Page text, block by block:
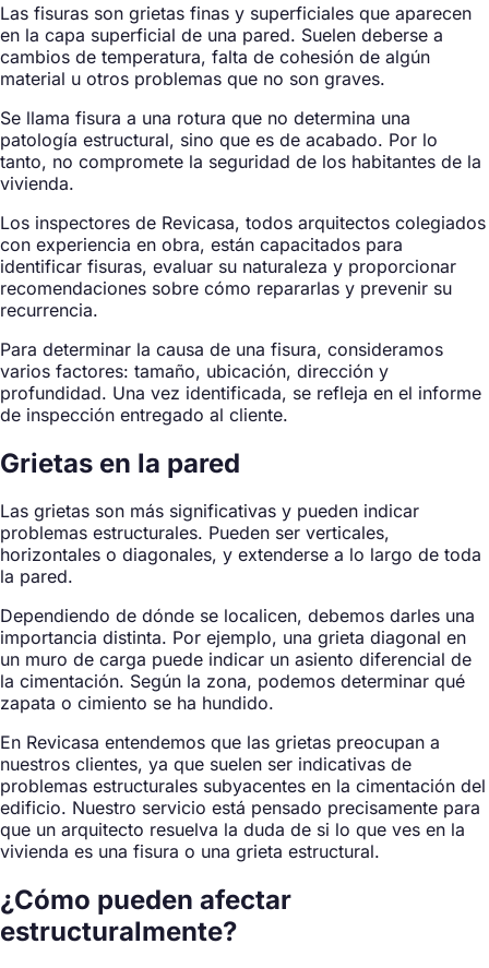
Las fisuras son grietas finas y superficiales que aparecen
en la capa superficial de una pared. Suelen deberse a
cambios de temperatura, falta de cohesión de algún
material u otros problemas que no son graves.
Se llama fisura a una rotura que no determina una
patología estructural, sino que es de acabado. Por lo
tanto, no compromete la seguridad de los habitantes de la
vivienda.
Los inspectores de Revicasa, todos arquitectos colegiados
con experiencia en obra, están capacitados para
identificar fisuras, evaluar su naturaleza y proporcionar
recomendaciones sobre cómo repararlas y prevenir su
recurrencia.
Para determinar la causa de una fisura, consideramos
varios factores: tamaño, ubicación, dirección y
profundidad. Una vez identificada, se refleja en el informe
de inspección entregado al cliente.
Grietas en la pared
Las grietas son más significativas y pueden indicar
problemas estructurales. Pueden ser verticales,
horizontales o diagonales, y extenderse a lo largo de toda
la pared.
Dependiendo de dónde se localicen, debemos darles una
importancia distinta. Por ejemplo, una grieta diagonal en
un muro de carga puede indicar un asiento diferencial de
la cimentación. Según la zona, podemos determinar qué
zapata o cimiento se ha hundido.
En Revicasa entendemos que las grietas preocupan a
nuestros clientes, ya que suelen ser indicativas de
problemas estructurales subyacentes en la cimentación del
edificio. Nuestro servicio está pensado precisamente para
que un arquitecto resuelva la duda de si lo que ves en la
vivienda es una fisura o una grieta estructural.
¿Cómo pueden afectar
estructuralmente?